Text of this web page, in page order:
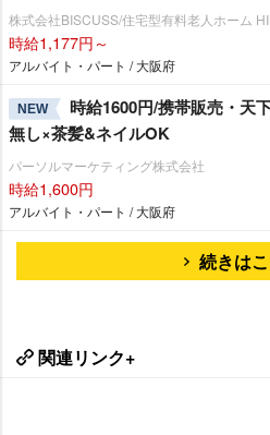
株式会社BISCUSS/住宅型有料老人ホーム
時給1,177円～
アルバイト・パート / 大阪府
NEW
時給1600円/携帯販売・天
無し×茶髪&ネイルOK
パーソルマーケティング株式会社
時給1,600円
アルバイト・パート / 大阪府
続きは
関連リンク+